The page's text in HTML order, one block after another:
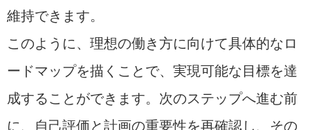
維持できます。
このように、理想の働き方に向けて具体的なロ
ードマップを描くことで、実現可能な目標を達
成することができます。次のステップへ進む前
に、自己評価と計画の重要性を再確認し、その